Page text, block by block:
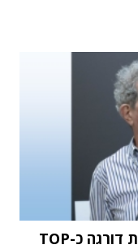
מחקר STKI השנתי: וואן טכנולוגיות דורגה כ-TOP